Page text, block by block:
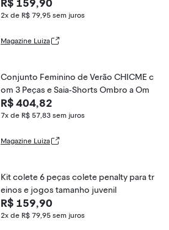
R$ 159,90
2x de R$ 79,95 sem juros
Magazine Luiza
Conjunto Feminino de Verão CHICME c
om 3 Peças e Saia-Shorts Ombro a Om
R$ 404,82
7x de R$ 57,83 sem juros
Magazine Luiza
Kit colete 6 peças colete penalty para tr
einos e jogos tamanho juvenil
R$ 159,90
2x de R$ 79,95 sem juros